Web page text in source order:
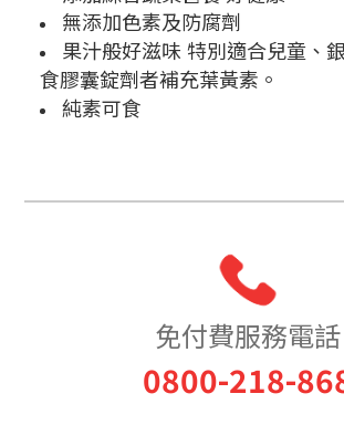
無添加色素及防腐劑
果汁般好滋味 特別適合兒童、
食膠囊錠劑者補充葉黃素。
純素可食
免付費服務電話
0800-218-